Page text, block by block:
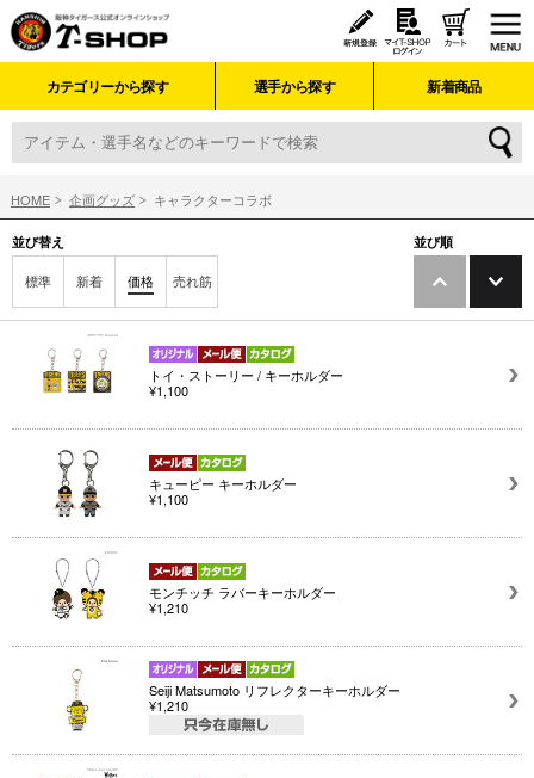
カテゴリーから探す 選手から探す 新着商品
HOME 企画グッズ キャラクターコラボ
並び替え
標準 新着 価格 売れ筋
並び順
トイ・ストーリー / キーホルダー
¥1,100
キューピー キーホルダー
¥1,100
モンチッチ ラバーキーホルダー
¥1,210
Seiji Matsumoto リフレクターキーホルダー
¥1,210